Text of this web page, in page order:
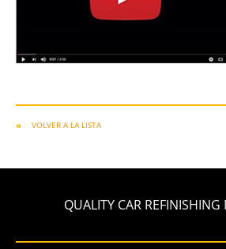
VOLVER A LA LISTA
QUALITY CAR REFINISHING